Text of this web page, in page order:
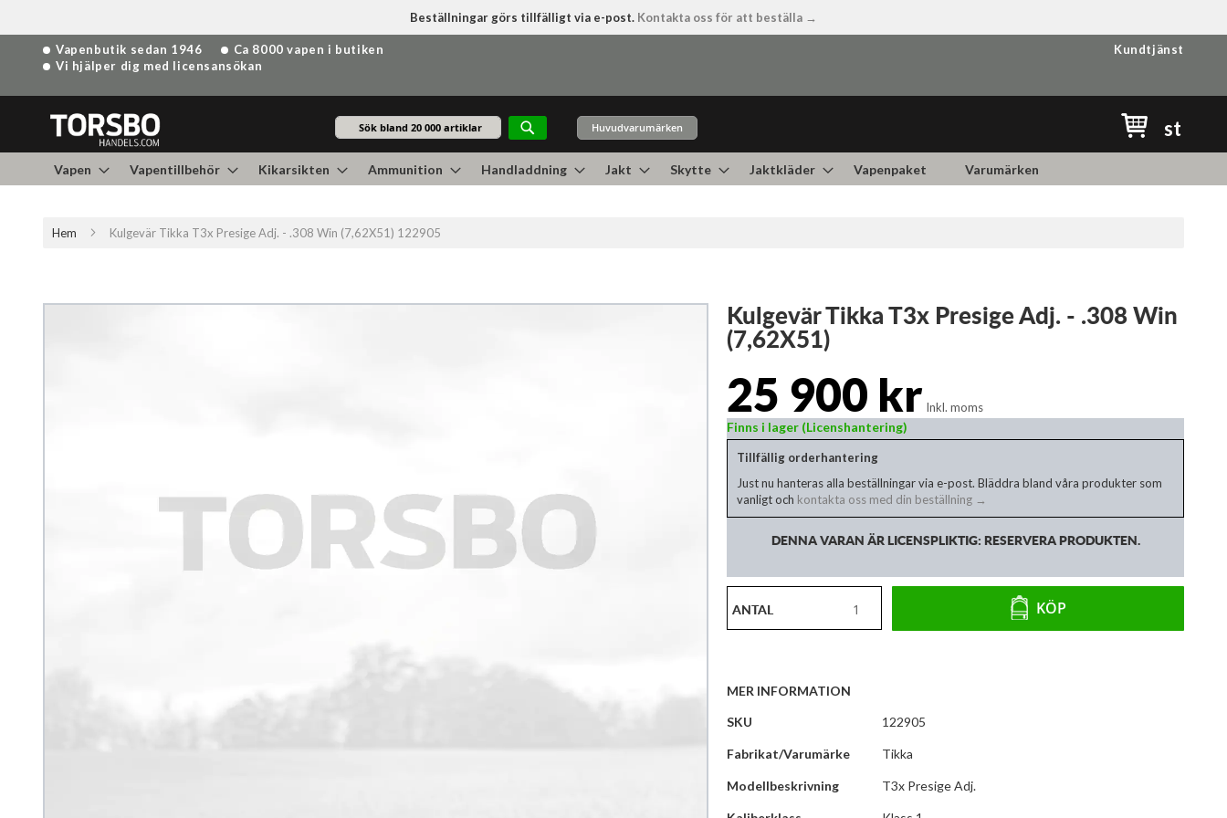
Beställningar görs tillfälligt via e-post. Kontakta oss för att beställa →
Hoppa
till
Vapenbutik sedan 1946
Ca 8000 vapen i butiken
Vi hjälper dig med licensansökan
Kundtjänst
Sök
Huvudvarumärken st
Vapen Vapentillbehör Kikarsikten Ammunition Handladdning Jakt Skytte Jaktkläder Vapenpaket Varumärken
Hem Kulgevär Tikka T3x Presige Adj. - .308 Win (7,62X51) 122905
Kulgevär Tikka T3x Presige Adj. - .308 Win
(7,62X51)
25 900 kr Inkl. moms
Finns i lager (Licenshantering)
Tillfällig orderhantering
Just nu hanteras alla beställningar via e-post. Bläddra bland våra produkter som
vanligt och kontakta oss med din beställning →
DENNA VARAN ÄR LICENSPLIKTIG: RESERVERA PRODUKTEN.
ANTAL KÖP
MER INFORMATION
Mer
SKU 122905
Fabrikat/Varumärke Tikka
Modellbeskrivning T3x Presige Adj.